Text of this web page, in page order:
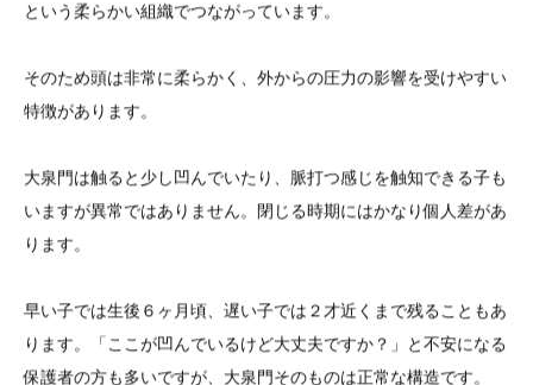
という柔らかい組織でつながっています。
そのため頭は非常に柔らかく、外からの圧力の影響を受けやすい
特徴があります。
大泉門は触ると少し凹んでいたり、脈打つ感じを触知できる子も
いますが異常ではありません。閉じる時期にはかなり個人差があ
ります。
早い子では生後６ヶ月頃、遅い子では２才近くまで残ることもあ
ります。「ここが凹んでいるけど大丈夫ですか？」と不安になる
保護者の方も多いですが、大泉門そのものは正常な構造です。